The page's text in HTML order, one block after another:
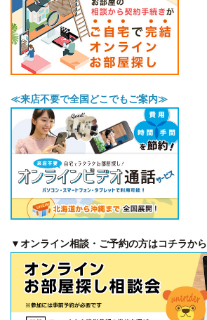
≪来店不要で全国どこでもご案内≫
▼オンライン相談・ご予約の方はコチラから